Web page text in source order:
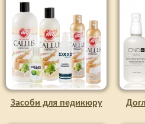
Засоби для педикюру